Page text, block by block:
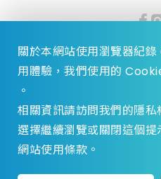
© 2023 Zhen Yu
關於本網站使用瀏覽器紀
用體驗，我們使用的
。
相關資訊請訪問我們的隱
選擇繼續瀏覽或關閉這個
網站使用條款。